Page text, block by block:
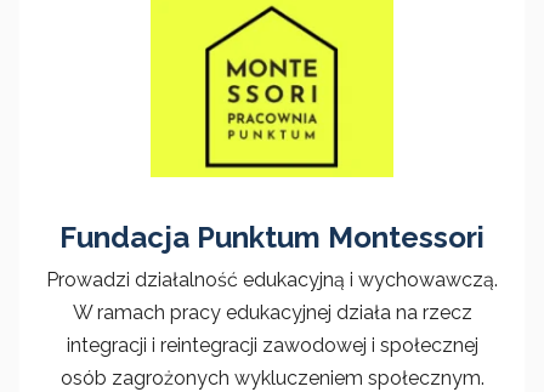
Fundacja Punktum Montessori
Prowadzi działalność edukacyjną i wychowawczą.
W ramach pracy edukacyjnej działa na rzecz
integracji i reintegracji zawodowej i społecznej
osób zagrożonych wykluczeniem społecznym.